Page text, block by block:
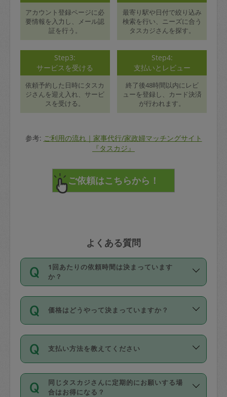
アカウント登録ページに必
要情報を入力し、メール認
証を行う。
最寄り駅や日付で絞り込み
検索を行い、ニーズに合う
タスカジさんを探す。
Step3:
サービスを受ける
依頼予約した日時にタスカ
ジさんを迎え入れ、サービ
スを受ける。
Step4:
支払いとレビュー
終了後48時間以内にレビ
ューを登録し、カード決済
が行われます。
参考: ご利用の流れ｜家事代行/家政婦マッチングサイト
『タスカジ』
よくある質問
1回あたりの依頼時間は決まっています
か？
依頼1回につき3時間固定です。3時間を
超えて依頼したい場合は、延長機能をご
利用ください。機能をご利用いただくに
の上事前申請することが必要です。な
お、3時間を下回っても、値引き等はござ
いません。
価格はどうやって決まっていますか？
11種類の価格帯の中からタスカジさん自
身が価格を選んで設定しています。
タスカジさんの価格設定には最初は制限
があり、レビュー件数、レビューの平均
値、などで除々に設定可能な最高額が上
支払い方法を教えてください
お支払方法はクレジットカード（Visa／
Master／JCB／AMERICAN EXPRESS／
同じタスカジさんに定期的にお願いする場
合はお得になる？